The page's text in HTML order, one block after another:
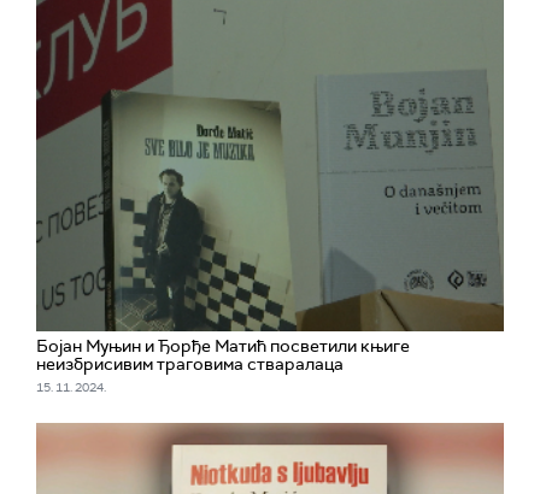
Бојан Муњин и Ђорђе Матић посветили књиге
неизбрисивим траговима стваралаца
15. 11. 2024.